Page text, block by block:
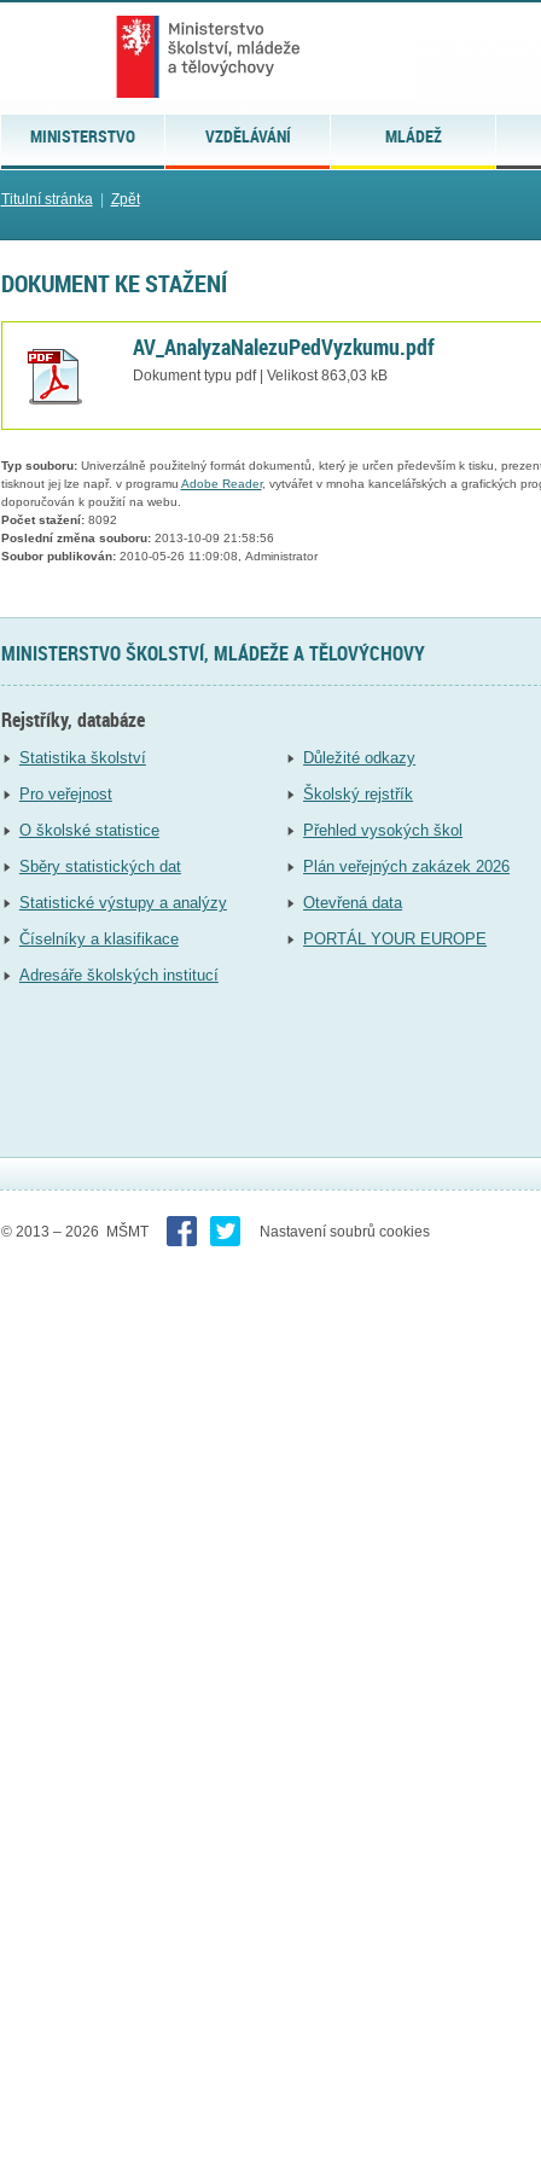
MINISTERSTVO VZDĚLÁVÁNÍ MLÁDEŽ
Titulní stránka| Zpět
DOKUMENT KE STAŽENÍ
AV_AnalyzaNalezuPedVyzkumu.pdf
Dokument typu pdf | Velikost 863,03 kB
Typ souboru:Univerzálně použitelný formát dokumentů, který je určen především k tisku,
tisknout jej lze např. v programu Adobe Reader, vytvářet v mnoha kancelářských a grafických
doporučován k použití na webu.
Počet stažení:8092
Poslední změna souboru:2013-10-09 21:58:56
Soubor publikován:2010-05-26 11:09:08, Administrator
MINISTERSTVO ŠKOLSTVÍ, MLÁDEŽE A TĚLOVÝCHOVY
Rejstříky, databáze
Statistika školství
Pro veřejnost
O školské statistice
Sběry statistických dat
Statistické výstupy a analýzy
Číselníky a klasifikace
Adresáře školských institucí
Důležité odkazy
Školský rejstřík
Přehled vysokých škol
Plán veřejných zakázek 2026
Otevřená data
PORTÁL YOUR EUROPE
© 2013 – 2026 MŠMT Nastavení soubrů cookies